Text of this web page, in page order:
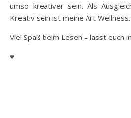
umso kreativer sein. Als
Kreativ sein ist meine Art Wellness.
Viel Spaß beim Lesen – lasst euch
♥